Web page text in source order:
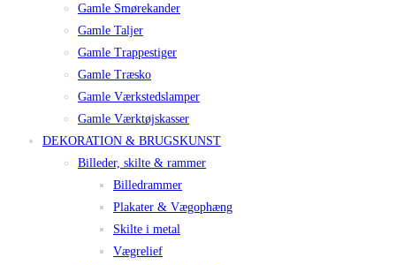
Gamle Smørekander
Gamle Taljer
Gamle Trappestiger
Gamle Træsko
Gamle Værkstedslamper
Gamle Værktøjskasser
DEKORATION & BRUGSKUNST
Billeder, skilte & rammer
Billedrammer
Plakater & Vægophæng
Skilte i metal
Vægrelief